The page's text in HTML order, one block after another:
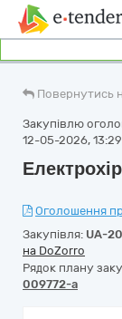
Повернутись
Закупівлю
12-05-2026, 13:29
Оголошення
Закупівля: UA-
на DoZorro
Рядок плану
009772-a